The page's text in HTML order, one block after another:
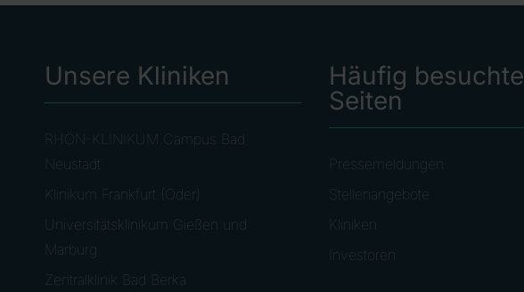
Unsere Kliniken
RHÖN-KLINIKUM Campus Bad
Neustadt
Klinikum Frankfurt (Oder)
Universitätsklinikum Gießen und
Marburg
Zentralklinik Bad Berka
Häufig besuchte
Seiten
Pressemeldungen
Stellenangebote
Kliniken
Investoren